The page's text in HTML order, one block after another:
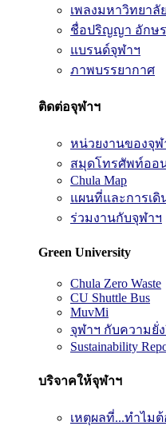
เพลงมหาวิทยาลัย
ชื่อปริญญา อักษ
แบรนด์จุฬาฯ
ภาพบรรยากาศ
ติดต่อจุฬาฯ
หน่วยงานของจุฬ
สมุดโทรศัพท์ออ
Chula Map
แผนที่และการเดิ
ร่วมงานกับจุฬาฯ
Green University
Chula Zero Waste
CU Shuttle Bus
MuvMi
จุฬาฯ กับความยั่
Sustainability
บริจาคให้จุฬาฯ
เหตุผลที่...ทำไม